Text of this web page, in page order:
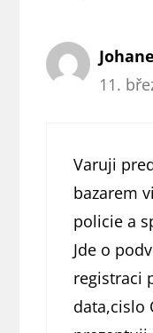
11.
Varuji
bazarem
policie a
Jde o
registraci
data,cislo